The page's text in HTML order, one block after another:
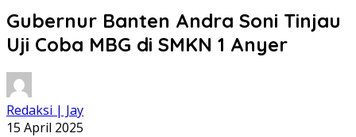
Gubernur Banten Andra Soni Tinjau
Uji Coba MBG di SMKN 1 Anyer
Redaksi | Jay
15 April 2025